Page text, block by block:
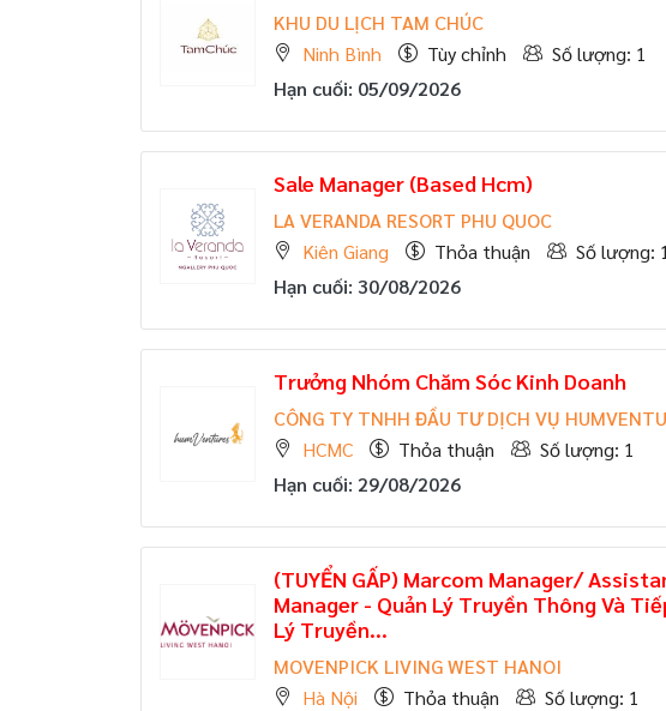
KHU DU LỊCH TAM CHÚC
Ninh Bình
Tùy chỉnh
Số lượng: 1
Hạn cuối: 05/09/2026
Sale Manager (Based Hcm)
LA VERANDA RESORT PHU QUOC
Kiên Giang
Thỏa thuận
Số lượng: 1
Hạn cuối: 30/08/2026
Trưởng Nhóm Chăm Sóc Kinh Doanh
CÔNG TY TNHH ĐẦU TƯ DỊCH VỤ
HCMC
Thỏa thuận
Số lượng: 1
Hạn cuối: 29/08/2026
(TUYỂN GẤP) Marcom Manager/
Manager - Quản Lý Truyền Thông Và
Lý Truyền...
MOVENPICK LIVING WEST HANOI
Hà Nội
Thỏa thuận
Số lượng: 1